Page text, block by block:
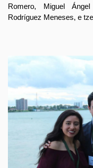
Romero, Miguel
Rodríguez Meneses, e